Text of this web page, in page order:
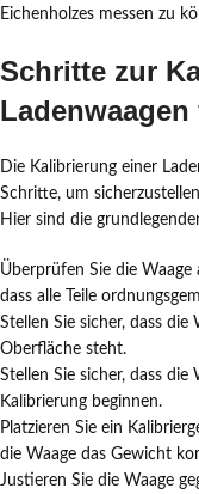
Eichenholzes messen zu
Schritte zur
Die Kalibrierung einer
Schritte, um
Hier sind die
Überprüfen Sie die Waage
dass alle Teile
Stellen Sie sicher, dass
Oberfläche steht.
Stellen Sie sicher, dass
Kalibrierung beginnen.
Platzieren Sie ein
die Waage das Gewicht
Justieren Sie die Waage